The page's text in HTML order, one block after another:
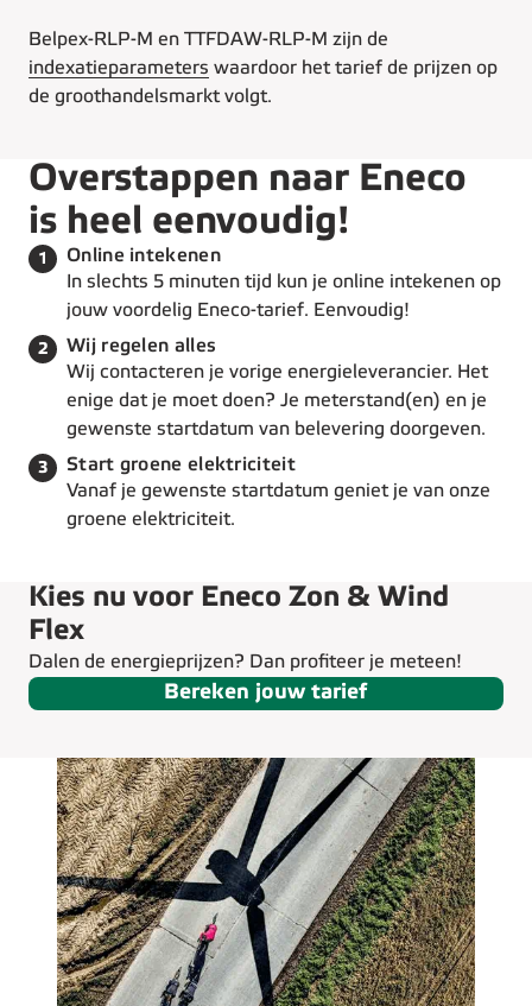
Belpex-RLP-M en TTFDAW-RLP-M zijn de
indexatieparameters waardoor het tarief de prijzen op
de groothandelsmarkt volgt.
Overstappen naar Eneco
is heel eenvoudig!
1 Stap 1 van de 3:
Online intekenen
In slechts 5 minuten tijd kun je online intekenen op
jouw voordelig Eneco-tarief. Eenvoudig!
2 Stap 2 van de 3:
Wij regelen alles
Wij contacteren je vorige energieleverancier. Het
enige dat je moet doen? Je meterstand(en) en je
gewenste startdatum van belevering doorgeven.
3 Stap 3 van de 3:
Start groene elektriciteit
Vanaf je gewenste startdatum geniet je van onze
groene elektriciteit.
Kies nu voor Eneco Zon & Wind
Flex
Dalen de energieprijzen? Dan profiteer je meteen!
Bereken jouw tarief